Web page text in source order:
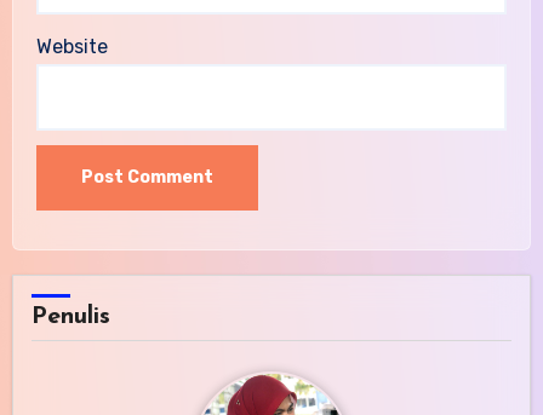
Website
Penulis